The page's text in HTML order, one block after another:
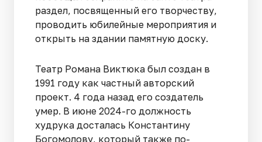
раздел, посвященный его творчеству,
проводить юбилейные мероприятия и
открыть на здании памятную доску.
Театр Романа Виктюка был создан в
1991 году как частный авторский
проект. 4 года назад его создатель
умер. В июне 2024-го должность
худрука досталась Константину
Богомолову, который также по-